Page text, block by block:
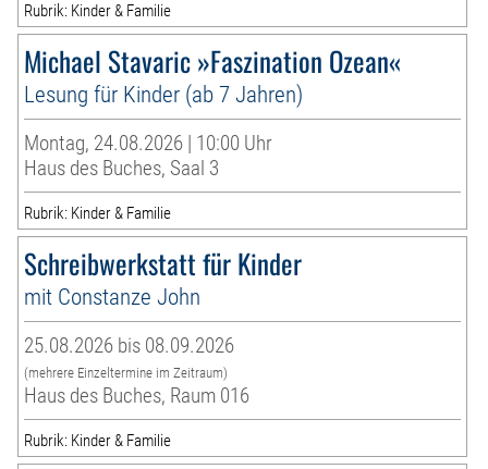
Rubrik: Kinder & Familie
Michael Stavaric »Faszination Ozean«
Lesung für Kinder (ab 7 Jahren)
Montag, 24.08.2026 | 10:00 Uhr
Haus des Buches, Saal 3
Rubrik: Kinder & Familie
Schreibwerkstatt für Kinder
mit Constanze John
25.08.2026 bis 08.09.2026
(mehrere Einzeltermine im Zeitraum)
Haus des Buches, Raum 016
Rubrik: Kinder & Familie